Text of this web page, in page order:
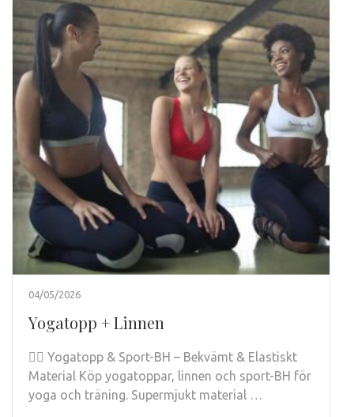
04/05/2026
Yogatopp + Linnen
🧘‍♀️ Yogatopp & Sport-BH – Bekvämt & Elastiskt
Material Köp yogatoppar, linnen och sport-BH för
yoga och träning. Supermjukt material …